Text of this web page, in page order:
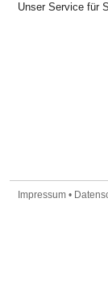
Unser Service für
Impressum •